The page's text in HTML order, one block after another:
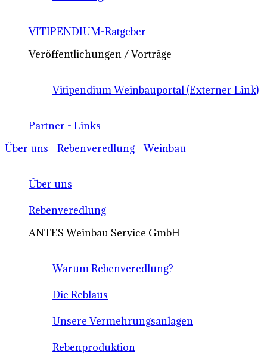
VITIPENDIUM-Ratgeber
Veröffentlichungen / Vorträge
Vitipendium Weinbauportal (Externer Link)
Partner - Links
Über uns - Rebenveredlung - Weinbau
Über uns
Rebenveredlung
ANTES Weinbau Service GmbH
Warum Rebenveredlung?
Die Reblaus
Unsere Vermehrungsanlagen
Rebenproduktion